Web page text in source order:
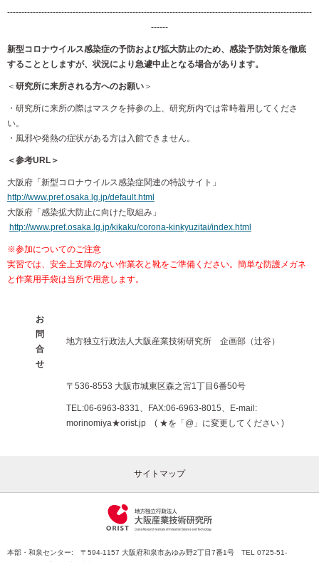
-----------------------------------------------------------------------------------------------------------
------
新型コロナウイルス感染症の予防および拡大防止のため、感染予防対策を徹底
することとしますが、状況により急遽中止となる場合があります。
＜ 研究所に来所される方へのお願い ＞
・研究所に来所の際はマスクを持参の上、研究所内では常時着用してくださ
い。
・風邪や発熱の症状がある方は入館できません。
＜参考URL＞
大阪府「新型コロナウイルス感染症関連の特設サイト」
http://www.pref.osaka.lg.jp/default.html
大阪府「感染拡大防止に向けた取組み」
http://www.pref.osaka.lg.jp/kikaku/corona-kinkyuzitai/index.html
※参加についてのご注意
実習では、安全上支障のない作業衣と靴をご準備ください。簡単な防護メガネ
と作業用手袋は当所で用意します。
お
問
合
せ
地方独立行政法人大阪産業技術研究所 企画部（辻谷）
〒536-8553 大阪市城東区森之宮1丁目6番50号
TEL:06-6963-8331、FAX:06-6963-8015、E-mail:
morinomiya★orist.jp ( ★を「@」に変更してください )
サイトマップ
本部・和泉センター: 〒594-1157 大阪府和泉市あゆみ野2丁目7番1号 TEL 0725-51-